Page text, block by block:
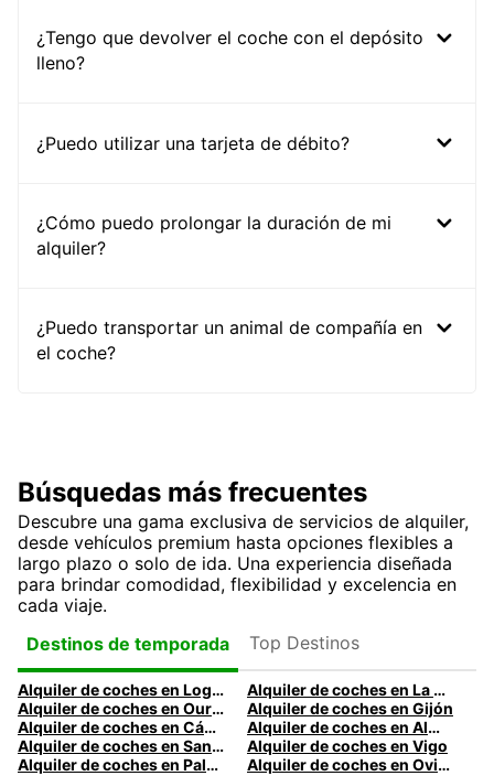
¿Tengo que devolver el coche con el depósito
lleno?
¿Puedo utilizar una tarjeta de débito?
¿Cómo puedo prolongar la duración de mi
alquiler?
¿Puedo transportar un animal de compañía en
el coche?
Búsquedas más frecuentes
Descubre una gama exclusiva de servicios de alquiler,
desde vehículos premium hasta opciones flexibles a
largo plazo o solo de ida. Una experiencia diseñada
para brindar comodidad, flexibilidad y excelencia en
cada viaje.
Destinos de temporada
Top Destinos
Alquiler de coches en Logroño
Alquiler de coches en La Coruña
Alquiler de coches en Ourense
Alquiler de coches en Gijón
Alquiler de coches en Cádiz
Alquiler de coches en Almería
Alquiler de coches en Santander
Alquiler de coches en Vigo
Alquiler de coches en Palma
Alquiler de coches en Oviedo